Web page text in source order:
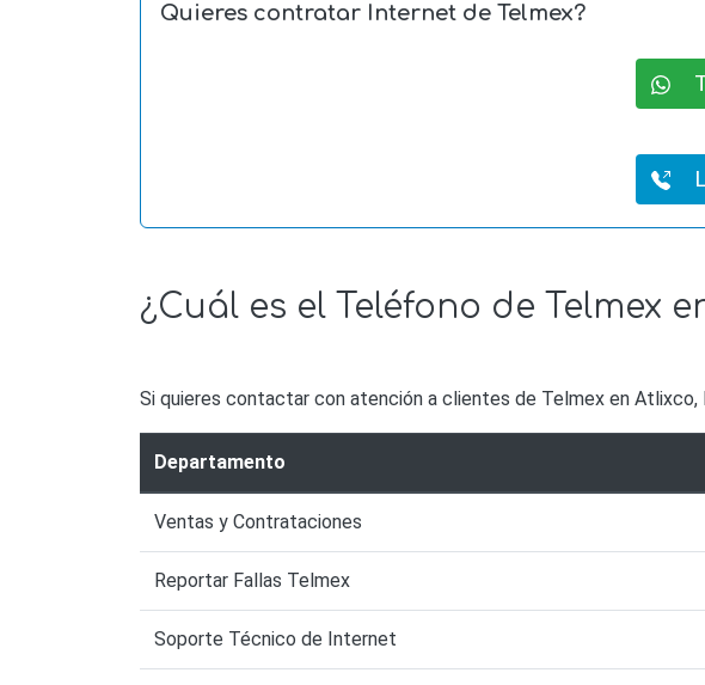
Quieres contratar Internet de Telmex?
¿Cuál es el Teléfono de Telmex
Si quieres contactar con atención a clientes de Telmex en
Departamento
Ventas y Contrataciones
Reportar Fallas Telmex
Soporte Técnico de Internet